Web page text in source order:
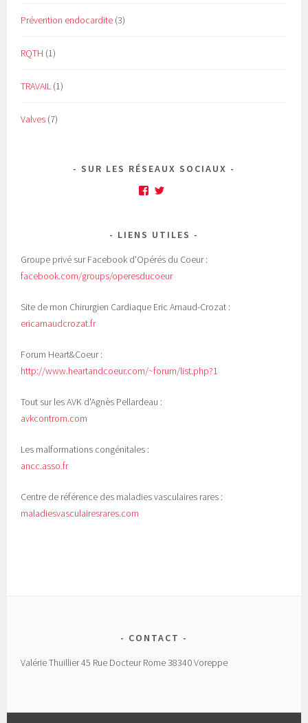
Prévention endocardite (3)
RQTH (1)
TRAVAIL (1)
Valves (7)
SUR LES RÉSEAUX SOCIAUX
Facebook
LIENS UTILES
Groupe privé sur Facebook d'Opérés du Coeur :
facebook.com/groups/operesducoeur
Site de mon Chirurgien Cardiaque Eric Arnaud-Crozat :
ericarnaudcrozat.fr
Forum Heart&Coeur :
http://www.heartandcoeur.com/~forum/list.php?1
Tout sur les AVK d'Agnès Pellardeau :
avkcontrom.com
Les malformations congénitales :
ancc.asso.fr
Centre de référence des maladies vasculaires rares :
maladiesvasculairesrares.com
CONTACT
Valérie Thuillier 45 Rue Docteur Rome 38340 Voreppe